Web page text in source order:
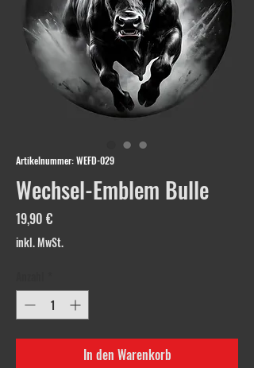
Artikelnummer: WEFD-029
Wechsel-Emblem Bulle
19,90 €Preis
inkl. MwSt.
In den Warenkorb